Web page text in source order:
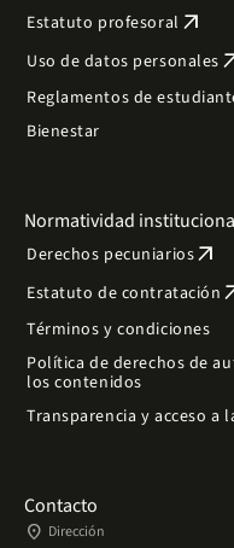
Estatuto profesoral arrow_outward
Uso de datos personales
Reglamentos de
Bienestar
Normatividad
Derechos pecuniariosarrow_outward
Estatuto de contratación
Términos y condiciones
Política de derechos de
los contenidos
Transparencia y acceso a
Contacto
place Dirección